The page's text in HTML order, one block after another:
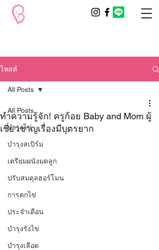
โพสต์
All Posts
บำรุงไข่
บำรุงสเปิร์ม
เตรียมผนังมดลูก
ปรับสมดุลฮอร์โมน
การตกไข่
ประจำเดือน
บำรุงรังไข่
บำรุงเลือด
All Posts
ทำความรู้จัก! ครูก้อย Baby and Mom ผู้
เชี่ยวชาญเรื่องมีบุตรยาก